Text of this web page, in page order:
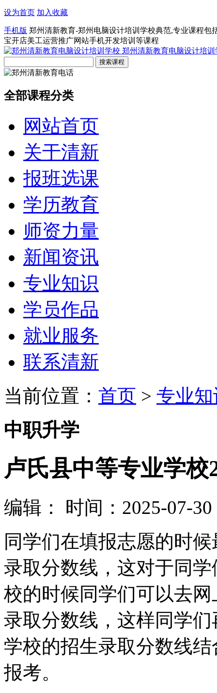
设为首页 加入收藏
手机版 郑州清新教育-郑州电脑设计培训学校典范,专业课程
宝开店美工运营推广网站手机开发培训等课程
郑州清新教育电脑设计培训
全部课程分类
网站首页
关于清新
报班选课
学历教育
师资力量
新闻资讯
专业知识
学员作品
就业服务
联系清新
当前位置： 首页 > 专业
中职升学
卢氏县中等专业学
编辑：
时间：2025-07-30
同学们在填报志愿的时
录取分数线，这对于同
校的时候同学们可以去
录取分数线，这样同学
学校的招生录取分数线
报考。